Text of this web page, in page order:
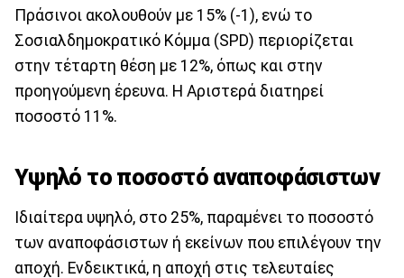
Πράσινοι ακολουθούν με 15% (-1), ενώ το
Σοσιαλδημοκρατικό Κόμμα (SPD) περιορίζεται
στην τέταρτη θέση με 12%, όπως και στην
προηγούμενη έρευνα. Η Αριστερά διατηρεί
ποσοστό 11%.
Υψηλό το ποσοστό αναποφάσιστων
Ιδιαίτερα υψηλό, στο 25%, παραμένει το ποσοστό
των αναποφάσιστων ή εκείνων που επιλέγουν την
αποχή. Ενδεικτικά, η αποχή στις τελευταίες